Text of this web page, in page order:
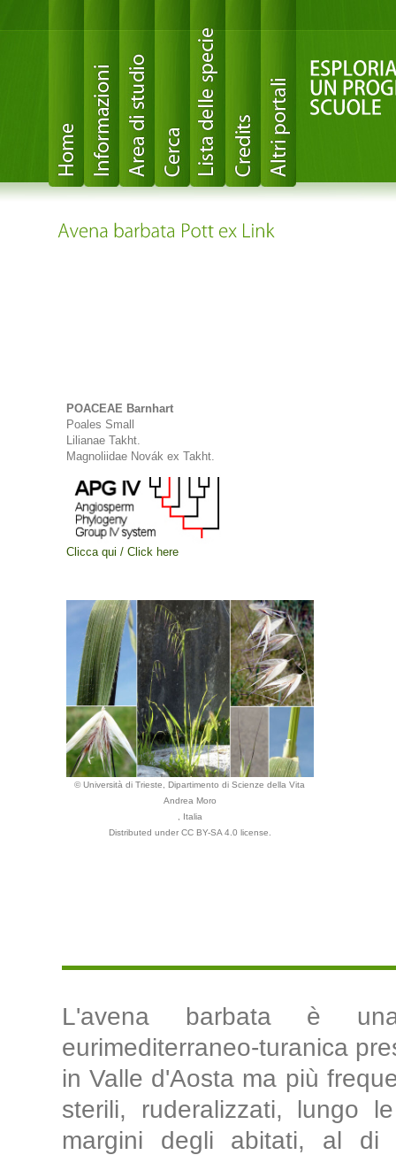
POACEAE Barnhart
Poales Small
Lilianae Takht.
Magnoliidae Novák ex Takht.
Clicca qui / Click here
© Università di Trieste, Dipartimento di Scienze della Vita
Andrea Moro
, Italia
Distributed under CC BY-SA 4.0 license.
L'avena barbata è
eurimediterraneo-turanica
in Valle d'Aosta ma più
sterili, ruderalizzati, lungo
margini degli abitati, al di